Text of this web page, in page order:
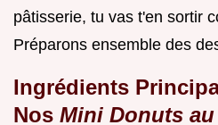
pâtisserie, tu vas t'en sortir
Préparons ensemble des
Ingrédients
Nos Mini Donuts